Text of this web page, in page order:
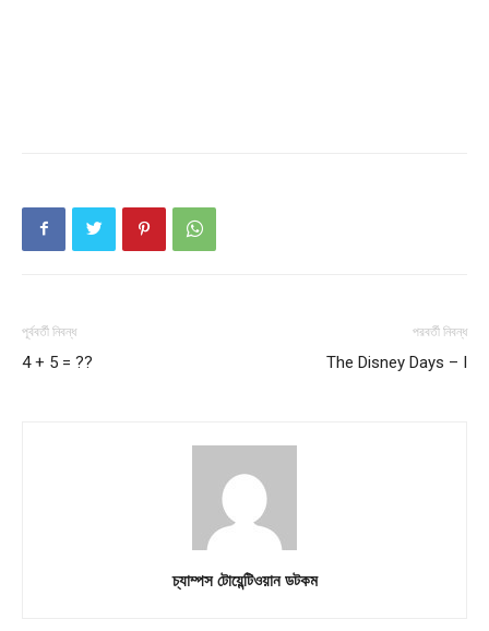
পূর্ববর্তী নিবন্ধ
4 + 5 = ??
পরবর্তী নিবন্ধ
The Disney Days – I
চ্যাম্পস টোয়েন্টিওয়ান ডটকম